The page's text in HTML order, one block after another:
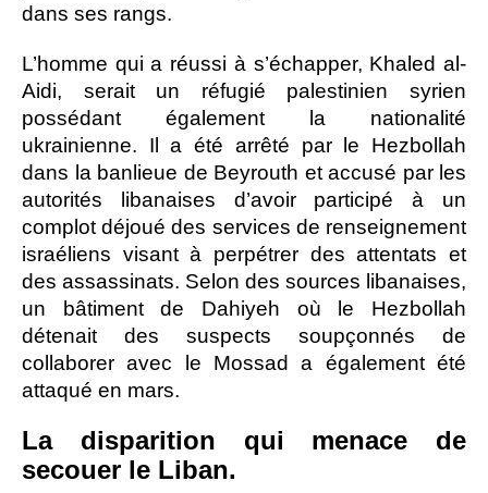
dans ses rangs.
L’homme qui a réussi à s’échapper, Khaled al-
Aidi, serait un réfugié palestinien syrien
possédant également la nationalité
ukrainienne. Il a été arrêté par le Hezbollah
dans la banlieue de Beyrouth et accusé par les
autorités libanaises d’avoir participé à un
complot déjoué des services de renseignement
israéliens visant à perpétrer des attentats et
des assassinats. Selon des sources libanaises,
un bâtiment de Dahiyeh où le Hezbollah
détenait des suspects soupçonnés de
collaborer avec le Mossad a également été
attaqué en mars.
La disparition qui menace de
secouer le Liban.